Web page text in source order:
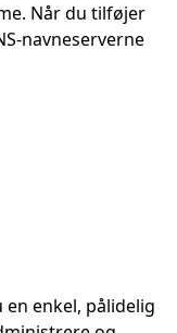
Når du tilføjer
navneserverne
en enkel, pålidelig